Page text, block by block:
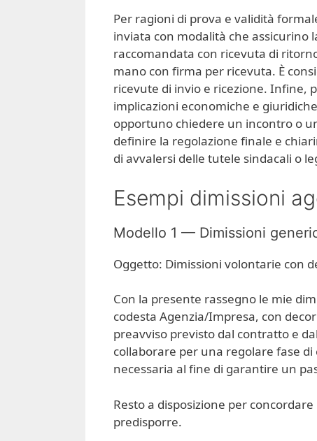
Per ragioni di prova e validità
inviata con modalità che assicurino
raccomandata con ricevuta di
mano con firma per ricevuta. È
ricevute di invio e ricezione. Infine,
implicazioni economiche e
opportuno chiedere un incontro o
definire la regolazione finale e
di avvalersi delle tutele sindacali o
Esempi dimissioni
Modello 1 — Dimissioni
Oggetto: Dimissioni volontarie con
Con la presente rassegno le mie
codesta Agenzia/Impresa, con
preavviso previsto dal contratto e
collaborare per una regolare fase
necessaria al fine di garantire un
Resto a disposizione per
predisporre.